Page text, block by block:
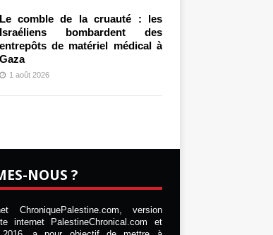
Le comble de la cruauté : les
Israéliens bombardent des
entrepôts de matériel médical à
Gaza
1 août 2026
NOUS ?
ChroniquePalestine.com, version
internet PalestineChronical.com et